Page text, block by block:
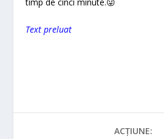
Text preluat
ACȚIUNE: